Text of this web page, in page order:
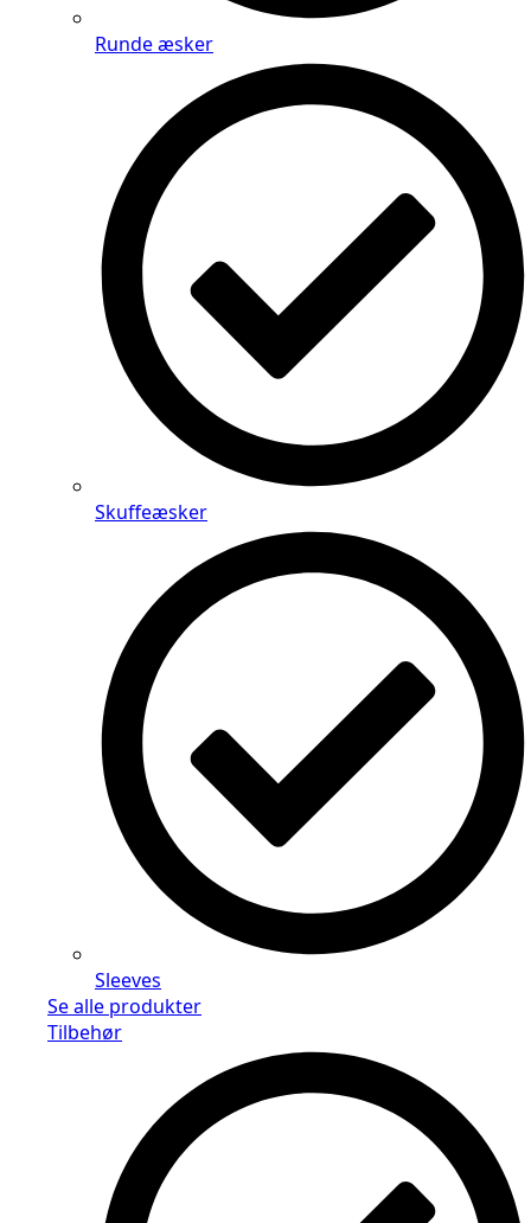
Runde æsker
Skuffeæsker
Sleeves
Se alle produkter
Tilbehør